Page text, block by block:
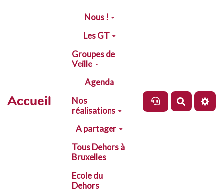
Aller au contenu principal
Accueil
Nous !
Les GT
Groupes de
Veille
Agenda
Nos
réalisations
A partager
Tous Dehors à
Bruxelles
Ecole du
Dehors